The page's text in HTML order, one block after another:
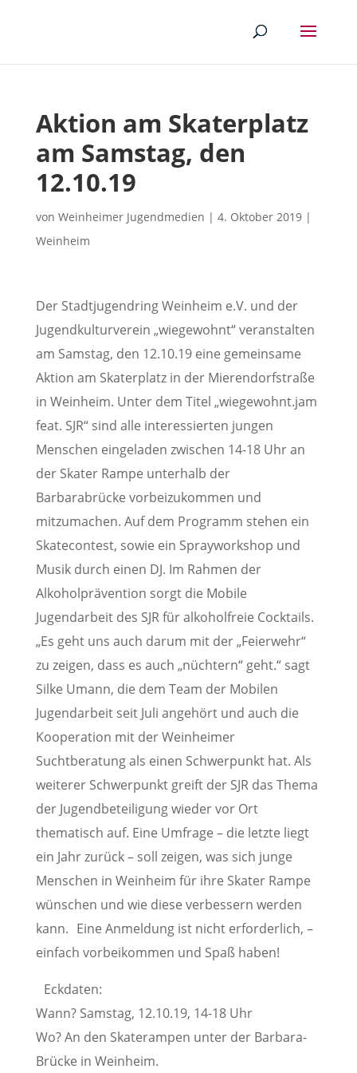
Aktion am Skaterplatz
am Samstag, den
12.10.19
von Weinheimer Jugendmedien | 4. Oktober 2019|
Weinheim
Der Stadtjugendring Weinheim e.V. und der
Jugendkulturverein „wiegewohnt“ veranstalten
am Samstag, den 12.10.19 eine gemeinsame
Aktion am Skaterplatz in der Mierendorfstraße
in Weinheim. Unter dem Titel „wiegewohnt.jam
feat. SJR“ sind alle interessierten jungen
Menschen eingeladen zwischen 14-18 Uhr an
der Skater Rampe unterhalb der
Barbarabrücke vorbeizukommen und
mitzumachen. Auf dem Programm stehen ein
Skatecontest, sowie ein Sprayworkshop und
Musik durch einen DJ. Im Rahmen der
Alkoholprävention sorgt die Mobile
Jugendarbeit des SJR für alkoholfreie Cocktails.
„Es geht uns auch darum mit der „Feierwehr“
zu zeigen, dass es auch „nüchtern“ geht.“ sagt
Silke Umann, die dem Team der Mobilen
Jugendarbeit seit Juli angehört und auch die
Kooperation mit der Weinheimer
Suchtberatung als einen Schwerpunkt hat. Als
weiterer Schwerpunkt greift der SJR das Thema
der Jugendbeteiligung wieder vor Ort
thematisch auf. Eine Umfrage – die letzte liegt
ein Jahr zurück – soll zeigen, was sich junge
Menschen in Weinheim für ihre Skater Rampe
wünschen und wie diese verbessern werden
kann. Eine Anmeldung ist nicht erforderlich, –
einfach vorbeikommen und Spaß haben!
Eckdaten:
Wann? Samstag, 12.10.19, 14-18 Uhr
Wo? An den Skaterampen unter der Barbara-
Brücke in Weinheim.